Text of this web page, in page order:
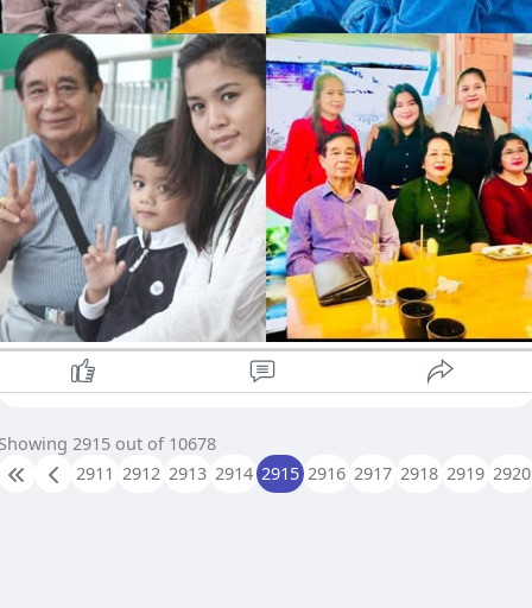
2915 out of 10678
2911 2912 2913 2914 2915 2916 2917 2918 2919 2920